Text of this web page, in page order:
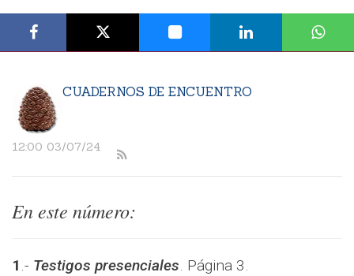
CUADERNOS DE ENCUENTRO
12:00 03/07/24
En este número:
1 .- Testigos presenciales. Página 3.